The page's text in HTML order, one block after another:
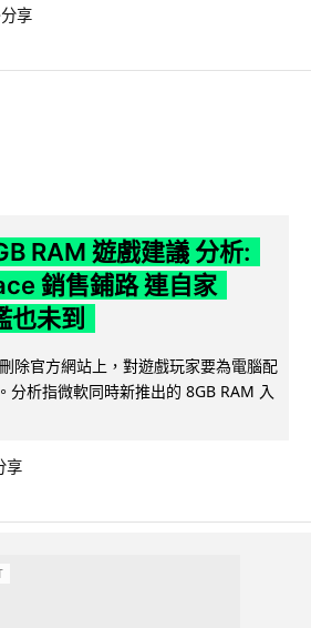
分享
RAM 遊戲建議 分析:
銷售鋪路 連自家
未到
除官方網站上，對遊戲玩家要為電腦配
分析指微軟同時新推出的 8GB RAM 入
享